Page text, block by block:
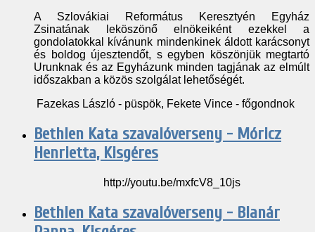
A Szlovákiai Református Keresztyén Egyház
Zsinatának leköszönő elnökeiként ezekkel a
gondolatokkal kívánunk mindenkinek áldott karácsonyt
és boldog újesztendőt, s egyben köszönjük megtartó
Urunknak és az Egyházunk minden tagjának az elmúlt
időszakban a közös szolgálat lehetőségét.
Fazekas László - püspök, Fekete Vince - főgondnok
Bethlen Kata szavalóverseny - Móricz
Henrietta, Kisgéres
http://youtu.be/mxfcV8_10js
Bethlen Kata szavalóverseny - Blanár